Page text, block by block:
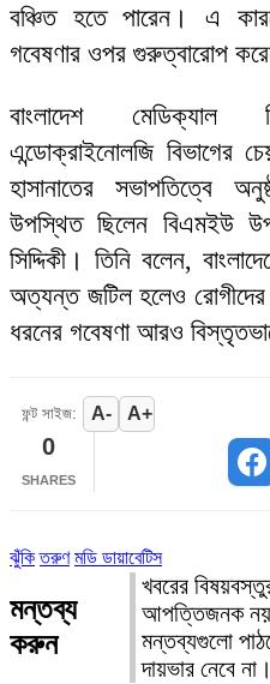
বঞ্চিত হতে পারেন। এ
গবেষণার ওপর গুরুত্বারোপ
বাংলাদেশ মেডিক্যাল
এন্ডোক্রাইনোলজি বিভাগের
হাসানাতের সভাপতিত্বে
উপস্থিত ছিলেন বিএমইউ
সিদ্দিকী। তিনি বলেন,
অত্যন্ত জটিল হলেও রোগীদের
ধরনের গবেষণা আরও
ফন্ট সাইজ: A- A+
0
SHARES
ঝুঁকি তরুণ মডি ডায়াবেটিস
মন্তব্য
করুন
খবরের
আপত্তিজনক
মন্তব্যগুলো
দায়ভার নেবে না।